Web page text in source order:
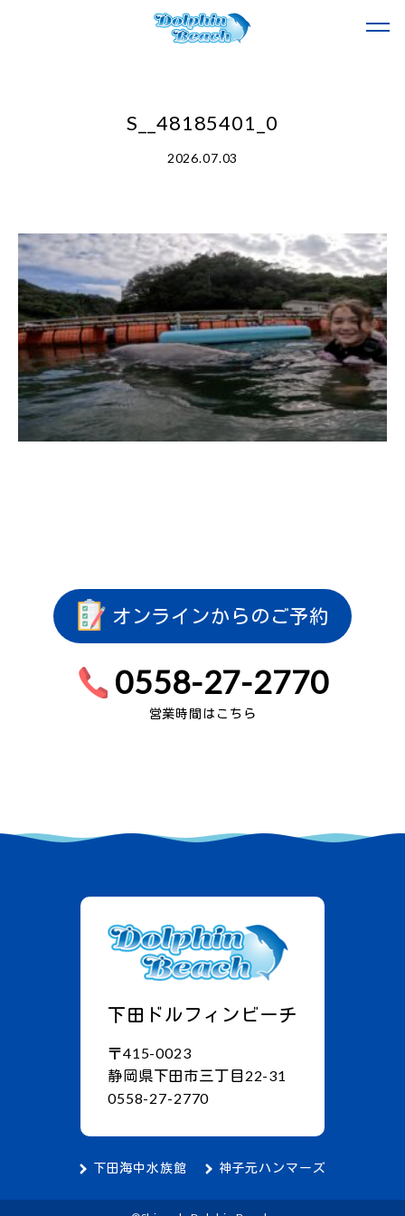
S__48185401_0
2026.07.03
オンラインからのご予約
0558-27-2770
営業時間はこちら
下田ドルフィンビーチ
〒415-0023
静岡県下田市三丁目22-31
0558-27-2770
下田海中水族館 神子元ハンマーズ